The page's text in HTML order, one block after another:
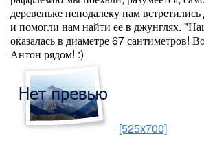
деревеньке неподалеку нам
и помогли нам найти ее в джунглях.
оказалась в диаметре 67 сантиметров!
Антон рядом! :)
[525x700]